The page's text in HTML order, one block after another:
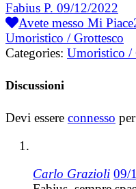
Fabius P. 09/12/2022
Avete messo Mi Piace
Umoristico / Grottesco
Categories: Umoristico /
Discussioni
Devi essere connesso
Carlo Grazioli 09/